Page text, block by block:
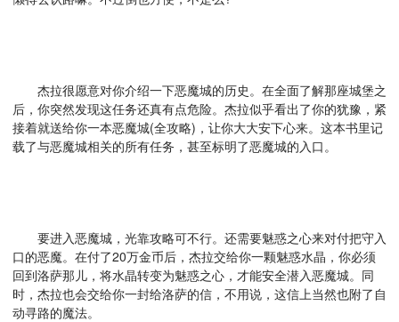
杰拉很愿意对你介绍一下恶魔城的历史。在全面了解那座城堡之
后，你突然发现这任务还真有点危险。杰拉似乎看出了你的犹豫，紧
接着就送给你一本恶魔城(全攻略)，让你大大安下心来。这本书里记
载了与恶魔城相关的所有任务，甚至标明了恶魔城的入口。
要进入恶魔城，光靠攻略可不行。还需要魅惑之心来对付把守入
口的恶魔。在付了20万金币后，杰拉交给你一颗魅惑水晶，你必须
回到洛萨那儿，将水晶转变为魅惑之心，才能安全潜入恶魔城。同
时，杰拉也会交给你一封给洛萨的信，不用说，这信上当然也附了自
动寻路的魔法。